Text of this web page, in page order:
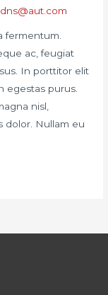
dns@aut.com
fermentum.
ac, feugiat
In porttitor elit
egestas purus.
nisl,
dolor. Nullam eu